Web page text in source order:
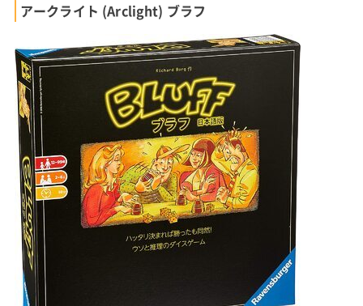
アークライト (Arclight) ブラフ